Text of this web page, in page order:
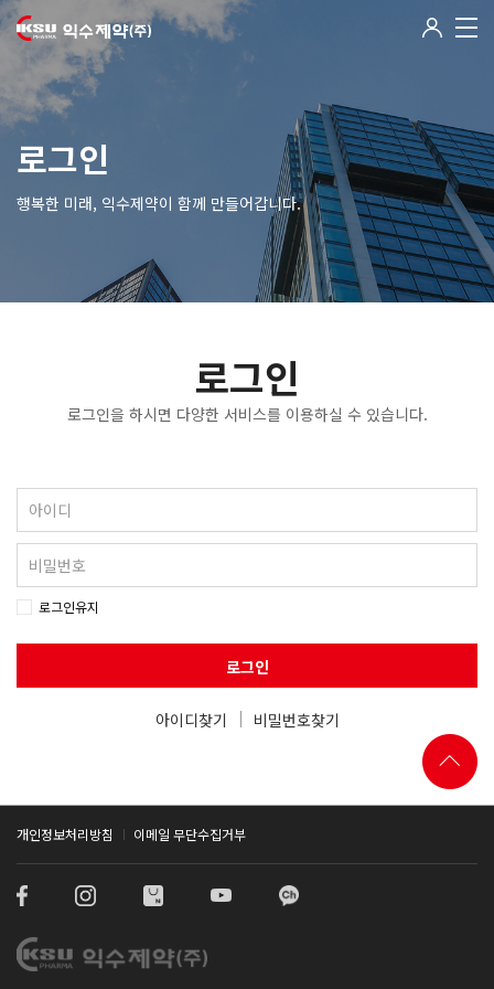
로그인
행복한 미래, 익수제약이 함께 만들어갑니다.
로그인
로그인을 하시면 다양한 서비스를 이용하실 수 있습니다.
로그인유지
로그인
아이디찾기 비밀번호찾기
개인정보처리방침 이메일 무단수집거부